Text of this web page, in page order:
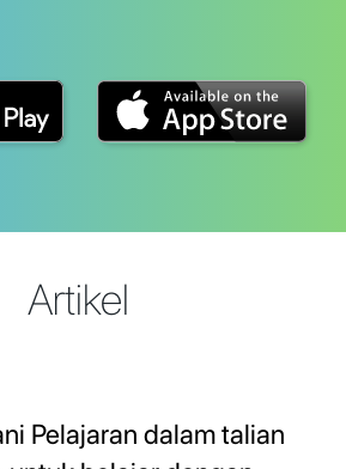
Artikel
Pelajaran dalam talian